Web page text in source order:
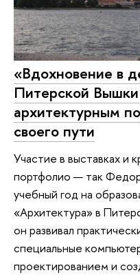
«Вдохновение в
Питерской
архитектурным
своего пути
Участие в выставках и
портфолио — так
учебный год на
«Архитектура» в
он развивал
специальные
проектированием и